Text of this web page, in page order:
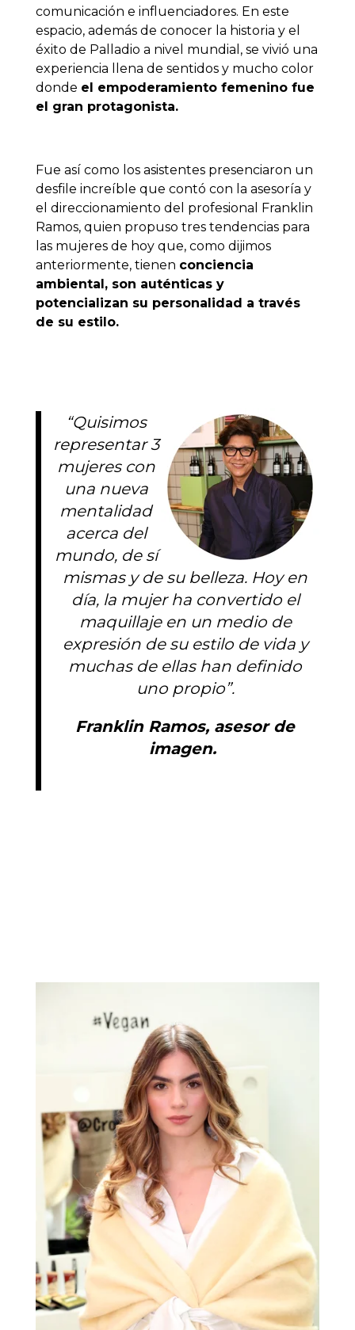
comunicación e influenciadores. En este
espacio, además de conocer la historia y el
éxito de Palladio a nivel mundial, se vivió una
experiencia llena de sentidos y mucho color
donde el empoderamiento femenino fue
el gran protagonista.
Fue así como los asistentes presenciaron un
desfile increíble que contó con la asesoría y
el direccionamiento del profesional Franklin
Ramos, quien propuso tres tendencias para
las mujeres de hoy que, como dijimos
anteriormente, tienen conciencia
ambiental, son auténticas y
potencializan su personalidad a través
de su estilo.
“Quisimos
representar 3
mujeres con
una nueva
mentalidad
acerca del
mundo, de sí
mismas y de su belleza. Hoy en
día, la mujer ha convertido el
maquillaje en un medio de
expresión de su estilo de vida y
muchas de ellas han definido
uno propio”.
Franklin Ramos, asesor de
imagen.